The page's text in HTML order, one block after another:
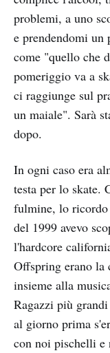
problemi, a uno
e prendendomi
come "quello che
pomeriggio va a
ci raggiunge sul
un maiale". Sarà
dopo.
In ogni caso era
testa per lo skate.
fulmine, lo ricordo
del 1999 avevo
l'hardcore
Offspring erano la
insieme alla
Ragazzi più
al giorno prima
con noi pischelli e